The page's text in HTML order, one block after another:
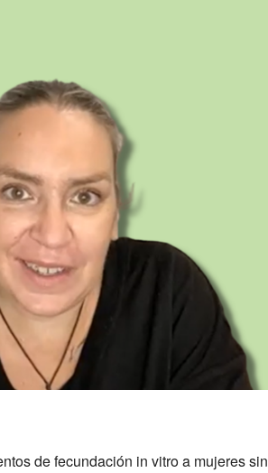
de fecundación in vitro a mujeres sin